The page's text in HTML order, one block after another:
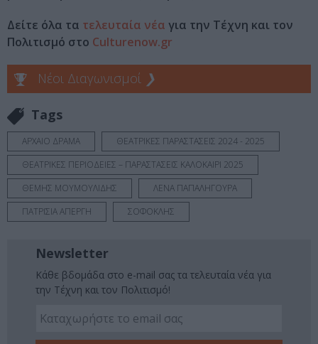
Δείτε όλα τα τελευταία νέα για την Τέχνη και τον
Πολιτισμό στο Culturenow.gr
Νέοι Διαγωνισμοί ❯
Tags
ΑΡΧΑΙΟ ΔΡΑΜΑ
ΘΕΑΤΡΙΚΕΣ ΠΑΡΑΣΤΑΣΕΙΣ 2024 - 2025
ΘΕΑΤΡΙΚΕΣ ΠΕΡΙΟΔΕΙΕΣ – ΠΑΡΑΣΤΑΣΕΙΣ ΚΑΛΟΚΑΙΡΙ 2025
ΘΕΜΗΣ ΜΟΥΜΟΥΛΙΔΗΣ
ΛΕΝΑ ΠΑΠΑΛΗΓΟΥΡΑ
ΠΑΤΡΙΣΙΑ ΑΠΕΡΓΗ
ΣΟΦΟΚΛΗΣ
Newsletter
Κάθε βδομάδα στο e-mail σας τα τελευταία νέα για
την Τέχνη και τον Πολιτισμό!